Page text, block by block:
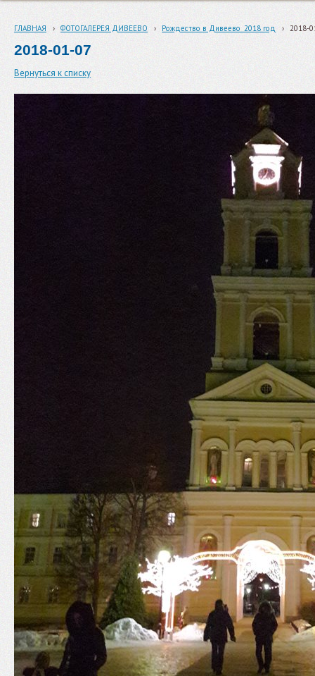
ГЛАВНАЯ › ФОТОГАЛЕРЕЯ ДИВЕЕВО › Рождество в Дивеево_2018 год › 2018-
2018-01-07
Вернуться к списку